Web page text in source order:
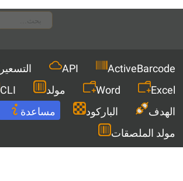
ActiveBarcode
API
التسعير
Excel
Word مولد
CLI
الهدف
الباركود
مساعدة
مولد الملصقات